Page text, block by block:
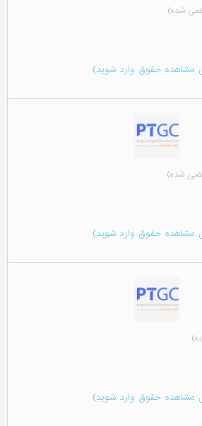
شده)
مشاهده حقوق وارد شوید)
شده)
مشاهده حقوق وارد شوید)
مشاهده حقوق وارد شوید)